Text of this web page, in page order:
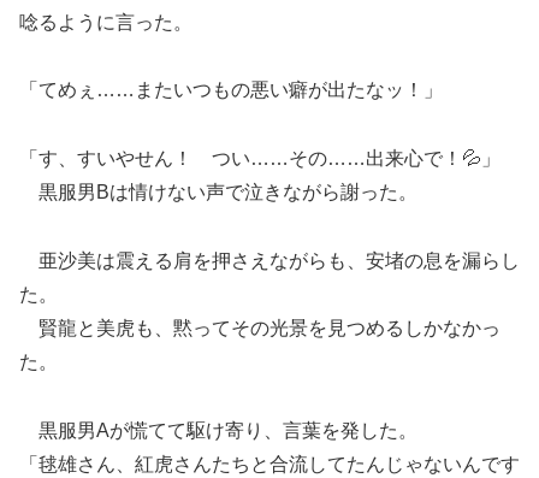
唸るように言った。
「てめぇ……またいつもの悪い癖が出たなッ！」
「す、すいやせん！ つい……その……出来心で！💦」
黒服男Bは情けない声で泣きながら謝った。
亜沙美は震える肩を押さえながらも、安堵の息を漏らし
た。
賢龍と美虎も、黙ってその光景を見つめるしかなかっ
た。
黒服男Aが慌てて駆け寄り、言葉を発した。
「毬雄さん、紅虎さんたちと合流してたんじゃないんです